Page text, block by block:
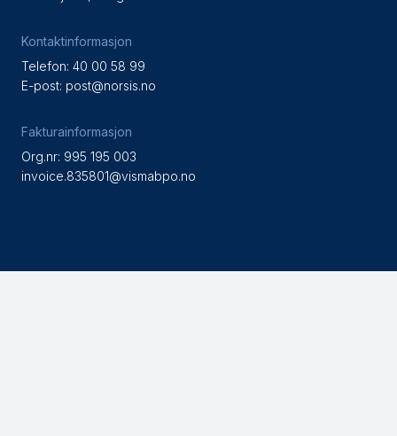
Kontaktinformasjon
Telefon: 40 00 58 99
E-post: post@norsis.no
Fakturainformasjon
Org.nr: 995 195 003
invoice.835801@vismabpo.no